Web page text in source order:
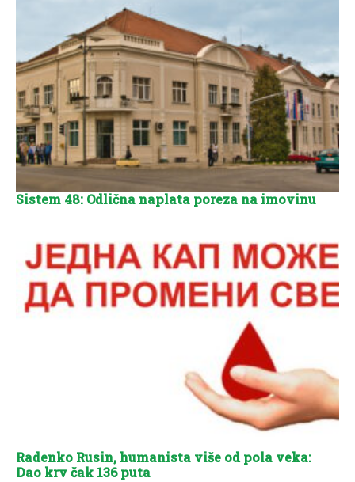
Sistem 48: Odlična naplata poreza na imovinu
Radenko Rusin, humanista više od pola veka:
Dao krv čak 136 puta